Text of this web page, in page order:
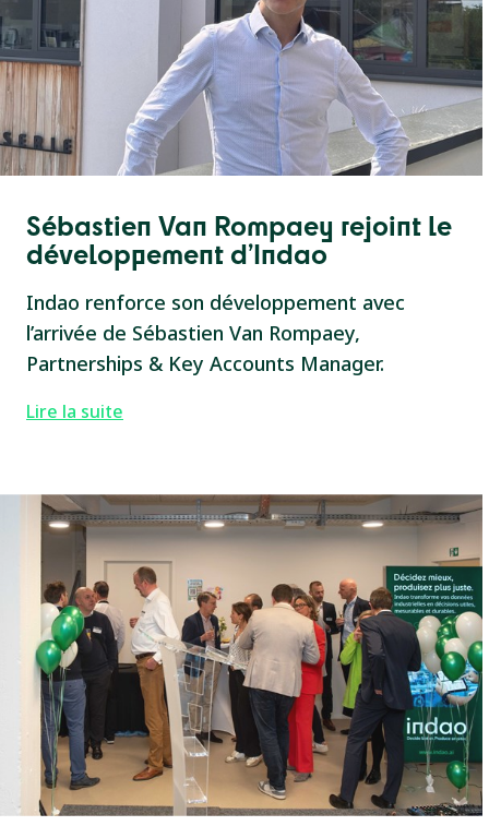
Sébastien Van Rompaey rejoint le
développement d’Indao
Indao renforce son développement avec
l’arrivée de Sébastien Van Rompaey,
Partnerships & Key Accounts Manager.
Lire la suite